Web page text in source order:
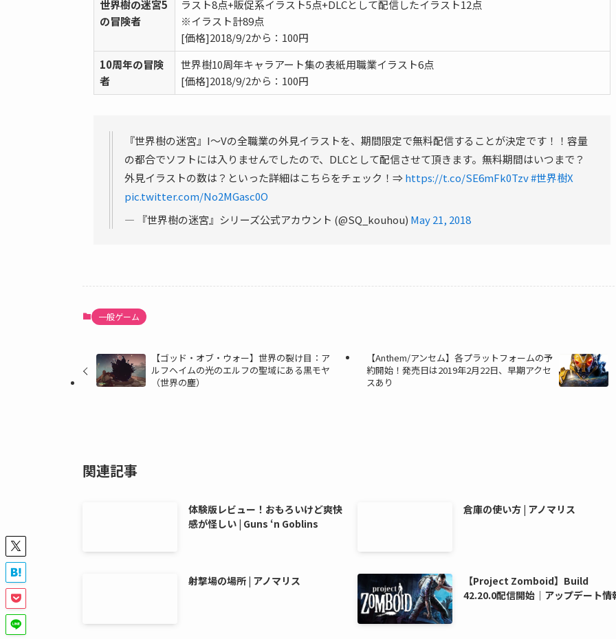
世界樹の迷宮5
の冒険者
ラスト8点+販促系イラスト5点+DLCとして配信したイラスト12点
※イラスト計89点
[価格]2018/9/2から：100円
10周年の冒険
者
世界樹10周年キャラアート集の表紙用職業イラスト6点
[価格]2018/9/2から：100円
『世界樹の迷宮』I〜Vの全職業の外見イラストを、期間限定で無料配信することが決定です！！容量
の都合でソフトには入りませんでしたので、DLCとして配信させて頂きます。無料期間はいつまで？
外見イラストの数は？といった詳細はこちらをチェック！⇒https://t.co/SE6mFk0Tzv#世界樹X
pic.twitter.com/No2MGasc0O
— 『世界樹の迷宮』シリーズ公式アカウント (@SQ_kouhou) May 21, 2018
一般ゲーム
【ゴッド・オブ・ウォー】世界の裂け目：ア
ルフヘイムの光のエルフの聖域にある黒モヤ
（世界の塵）
【Anthem/アンセム】各プラットフォームの予
約開始！発売日は2019年2月22日、早期アクセ
スあり
関連記事
体験版レビュー！おもろいけど爽快
感が怪しい | Guns ‘n Goblins
倉庫の使い方 | アノマリス
射撃場の場所 | アノマリス
【Project Zomboid】Build
42.20.0配信開始｜アップデート情